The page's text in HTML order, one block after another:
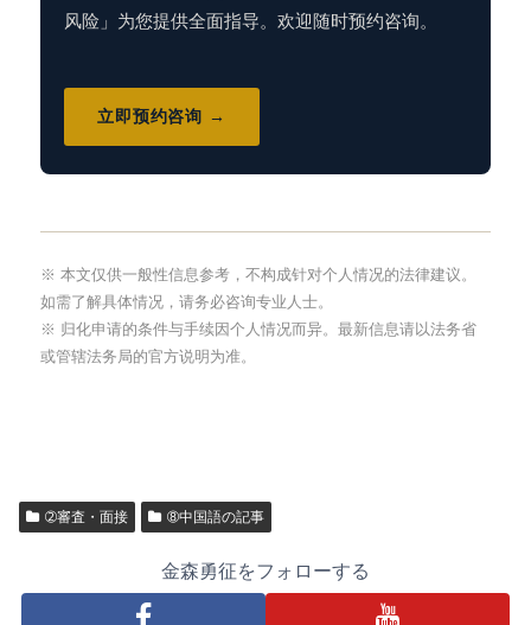
风险」为您提供全面指导。欢迎随时预约咨询。
立即预约咨询 →
※ 本文仅供一般性信息参考，不构成针对个人情况的法律建议。
如需了解具体情况，请务必咨询专业人士。
※ 归化申请的条件与手续因个人情况而异。最新信息请以法务省
或管辖法务局的官方说明为准。
➁審査・面接 ➇中国語の記事
金森勇征をフォローする